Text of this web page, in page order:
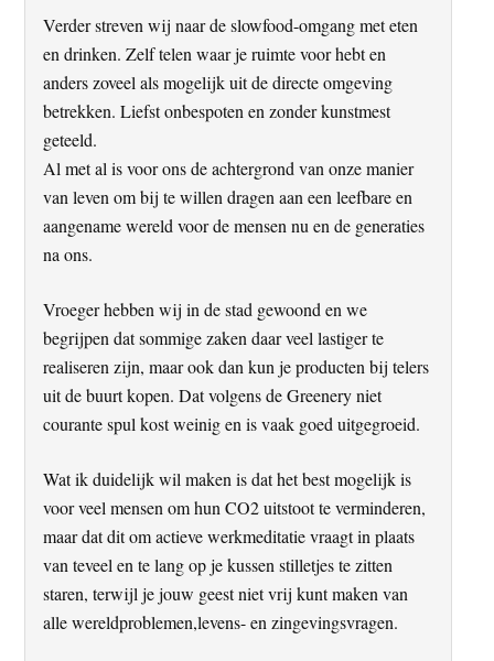
Verder streven wij naar de slowfood-omgang met eten
en drinken. Zelf telen waar je ruimte voor hebt en
anders zoveel als mogelijk uit de directe omgeving
betrekken. Liefst onbespoten en zonder kunstmest
geteeld.
Al met al is voor ons de achtergrond van onze manier
van leven om bij te willen dragen aan een leefbare en
aangename wereld voor de mensen nu en de generaties
na ons.
Vroeger hebben wij in de stad gewoond en we
begrijpen dat sommige zaken daar veel lastiger te
realiseren zijn, maar ook dan kun je producten bij telers
uit de buurt kopen. Dat volgens de Greenery niet
courante spul kost weinig en is vaak goed uitgegroeid.
Wat ik duidelijk wil maken is dat het best mogelijk is
voor veel mensen om hun CO2 uitstoot te verminderen,
maar dat dit om actieve werkmeditatie vraagt in plaats
van teveel en te lang op je kussen stilletjes te zitten
staren, terwijl je jouw geest niet vrij kunt maken van
alle wereldproblemen,levens- en zingevingsvragen.